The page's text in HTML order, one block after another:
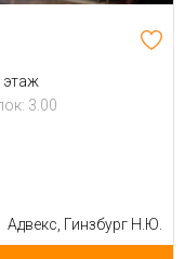
этаж
3.00
Адвекс, Гинзбург Н.Ю.